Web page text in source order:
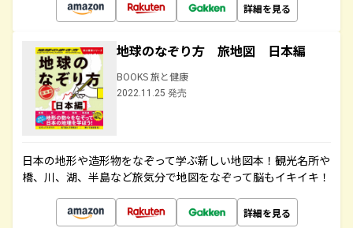
詳細を見る
地球のなぞり方 旅地図 日本編
BOOKS 旅と健康
2022.11.25 発売
日本の地形や造形物をなぞって学ぶ新しい地図本！観光名所や
橋、川、湖、半島など旅気分で地図をなぞって脳もイキイキ！
詳細を見る